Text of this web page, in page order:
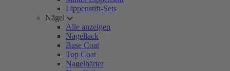
Lippenstift-Sets
Nägel
Alle anzeigen
Nagellack
Base Coat
Top Coat
Nagelhärter